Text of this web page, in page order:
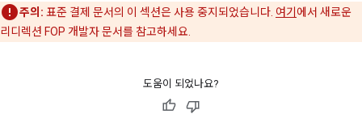
주의: 표준 결제 문서의 이 섹션은 사용 중지되었습니다. 여기 에서 새로운
리디렉션 FOP 개발자 문서를 참고하세요.
도움이 되었나요?